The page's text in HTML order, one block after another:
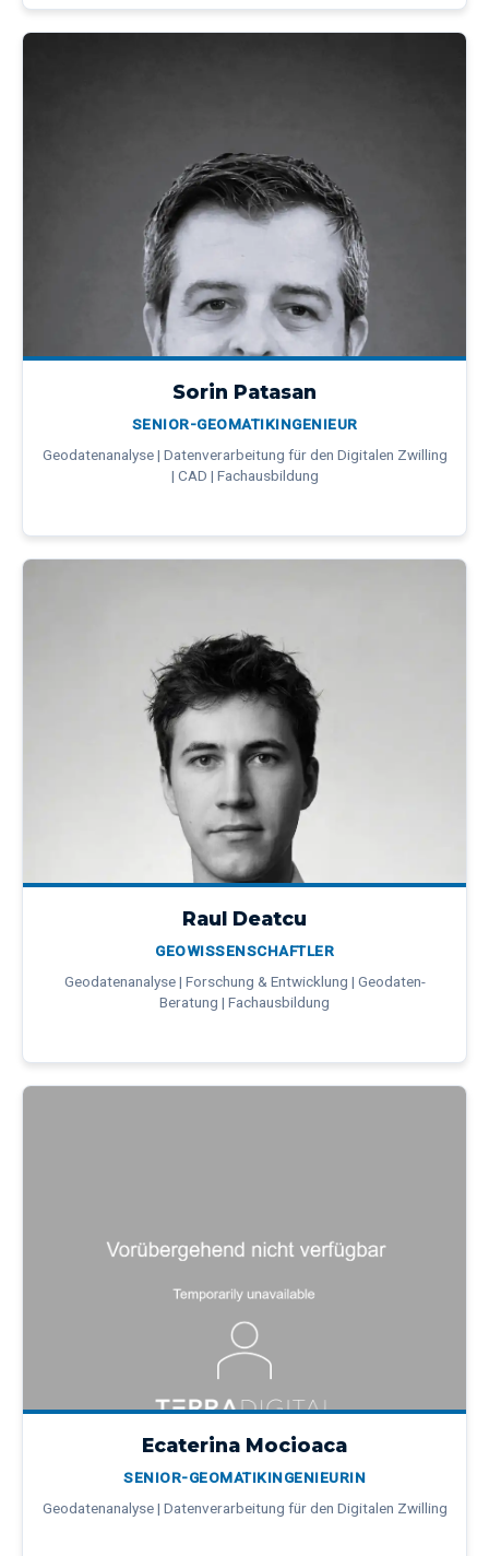
Sorin Patasan
SENIOR-GEOMATIKINGENIEUR
Geodatenanalyse | Datenverarbeitung für den Digitalen Zwilling
| CAD | Fachausbildung
Raul Deatcu
GEOWISSENSCHAFTLER
Geodatenanalyse | Forschung & Entwicklung | Geodaten-
Beratung | Fachausbildung
Ecaterina Mocioaca
SENIOR-GEOMATIKINGENIEURIN
Geodatenanalyse | Datenverarbeitung für den Digitalen Zwilling